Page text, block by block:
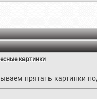
картинки
прятать картинки